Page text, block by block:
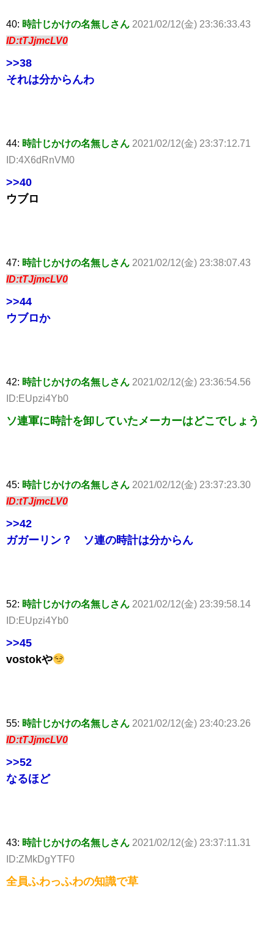
40: 時計じかけの名無しさん 2021/02/12(金) 23:36:33.43
ID:tTJjmcLV0
>>38
それは分からんわ
44: 時計じかけの名無しさん 2021/02/12(金) 23:37:12.71
ID:4X6dRnVM0
>>40
ウブロ
47: 時計じかけの名無しさん 2021/02/12(金) 23:38:07.43
ID:tTJjmcLV0
>>44
ウブロか
42: 時計じかけの名無しさん 2021/02/12(金) 23:36:54.56
ID:EUpzi4Yb0
ソ連軍に時計を卸していたメーカーはどこでしょう
45: 時計じかけの名無しさん 2021/02/12(金) 23:37:23.30
ID:tTJjmcLV0
>>42
ガガーリン？ ソ連の時計は分からん
52: 時計じかけの名無しさん 2021/02/12(金) 23:39:58.14
ID:EUpzi4Yb0
>>45
vostokや
55: 時計じかけの名無しさん 2021/02/12(金) 23:40:23.26
ID:tTJjmcLV0
>>52
なるほど
43: 時計じかけの名無しさん 2021/02/12(金) 23:37:11.31
ID:ZMkDgYTF0
全員ふわっふわの知識で草